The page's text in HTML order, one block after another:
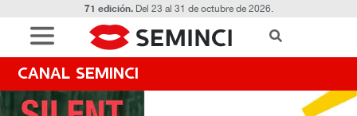
71 edición.Del 23 al 31 de octubre de 2026.
CANAL SEMINCI